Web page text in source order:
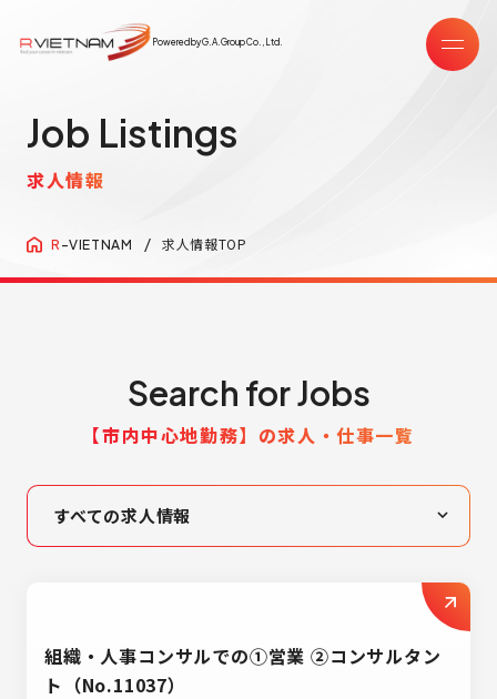
Powered by G.A.Group Co.,Ltd.
Job Listings
求人情報
R -VIETNAM 求人情報TOP
Search for Jobs
【市内中心地勤務】の求人・仕事一覧
すべての求人情報
高収入・高待遇
営業
組織・人事コンサルでの①営業 ②コンサルタン
ト（No.11037）